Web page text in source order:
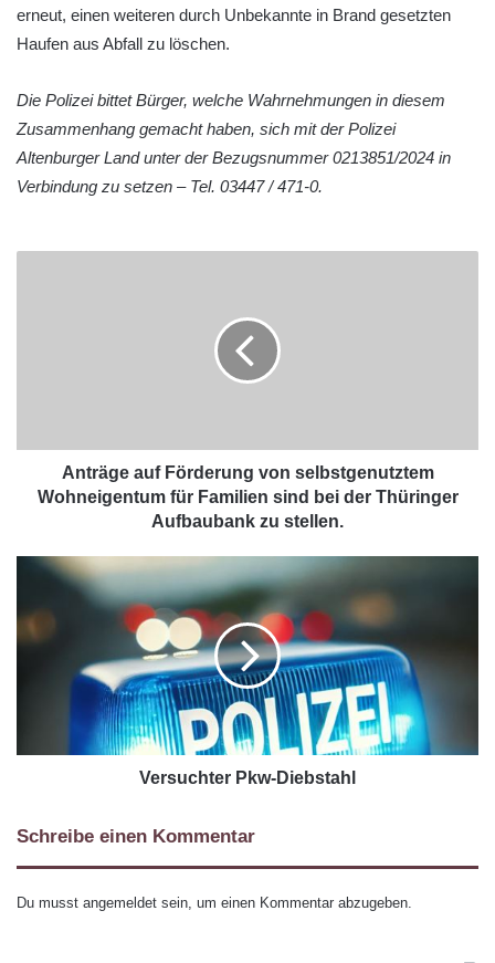
erneut, einen weiteren durch Unbekannte in Brand gesetzten
Haufen aus Abfall zu löschen.
Die Polizei bittet Bürger, welche Wahrnehmungen in diesem
Zusammenhang gemacht haben, sich mit der Polizei
Altenburger Land unter der Bezugsnummer 0213851/2024 in
Verbindung zu setzen – Tel. 03447 / 471-0.
Anträge auf Förderung von selbstgenutztem
Wohneigentum für Familien sind bei der Thüringer
Aufbaubank zu stellen.
Versuchter Pkw-Diebstahl
Schreibe einen Kommentar
Du musst angemeldet sein, um einen Kommentar abzugeben.